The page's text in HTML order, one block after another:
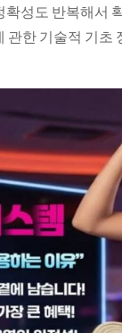
성도 반복해서
관한 기술적 기초